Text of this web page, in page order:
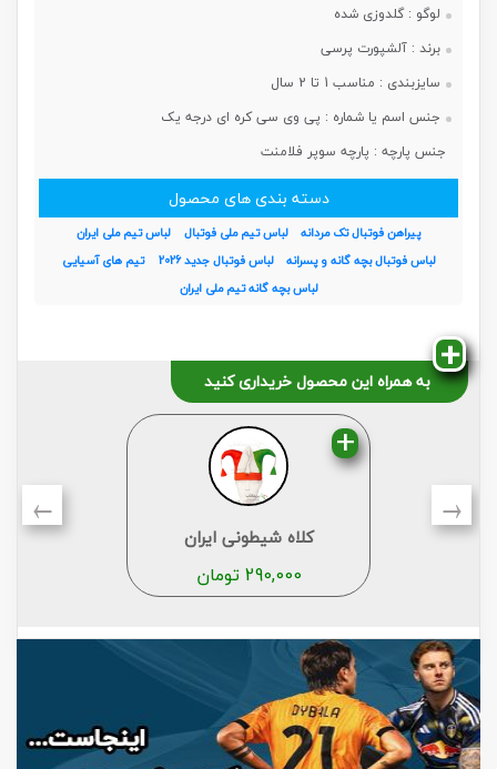
لوگو :گلدوزی شده
برند : آلشپورت پرسی
سایزبندی : مناسب 1 تا 2 سال
جنس اسم یا شماره : پی وی سی کره ای درجه یک
جنس پارچه : پارچه سوپر فلامنت
دسته بندی های محصول
پیراهن فوتبال تک مردانه لباس تیم ملی فوتبال
لباس تیم ملی ایران
لباس فوتبال بچه گانه و پسرانه
لباس فوتبال جدید 2026
تیم های آسیایی
لباس بچه گانه تیم ملی ایران
به همراه این محصول خریداری کنید
کلاه شیطونی ایران
290,000تومان
← →